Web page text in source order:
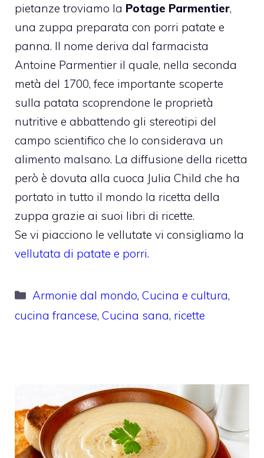
pietanze troviamo la Potage Parmentier,
una zuppa preparata con porri patate e
panna. Il nome deriva dal farmacista
Antoine Parmentier il quale, nella seconda
metà del 1700, fece importante scoperte
sulla patata scoprendone le proprietà
nutritive e abbattendo gli stereotipi del
campo scientifico che lo considerava un
alimento malsano. La diffusione della ricetta
però è dovuta alla cuoca Julia Child che ha
portato in tutto il mondo la ricetta della
zuppa grazie ai suoi libri di ricette.
Se vi piacciono le vellutate vi consigliamo la
vellutata di patate e porri.
Categorie
Armonie dal mondo,Cucina e cultura,
cucina francese, Cucina sana, ricette